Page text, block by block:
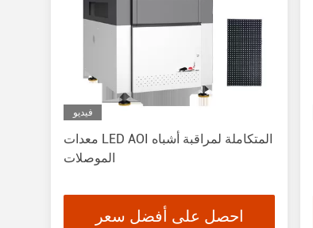
فيديو
معدات LED AOI المتكاملة لمراقبة أشباه
الموصلات
احصل على أفضل سعر